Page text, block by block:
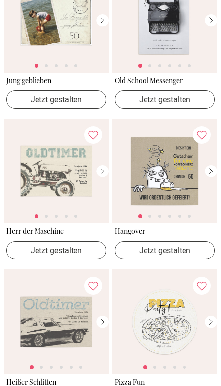
Jung geblieben
Jetzt gestalten
Old School Messenger
Jetzt gestalten
Herr der Maschine
Jetzt gestalten
Hangover
Jetzt gestalten
Heißer Schlitten Pizza Fun